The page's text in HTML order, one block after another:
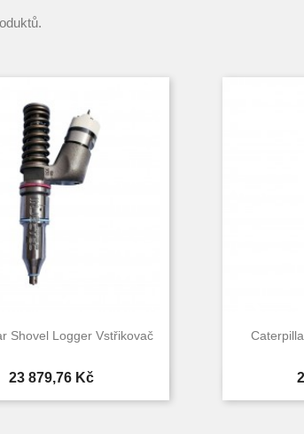
Shovel Logger Vstřikovač
Cena
23 879,76 Kč
 Rychlý náhled 